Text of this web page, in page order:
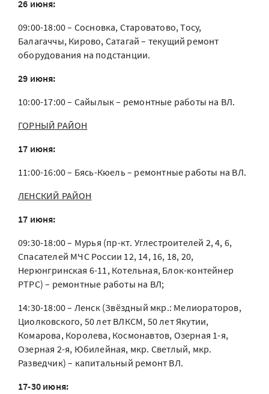
26 июня:
09:00-18:00 – Сосновка, Староватово, Тосу,
Балагаччы, Кирово, Сатагай – текущий ремонт
оборудования на подстанции.
29 июня:
10:00-17:00 – Сайылык – ремонтные работы на ВЛ.
ГОРНЫЙ РАЙОН
17 июня:
11:00-16:00 – Бясь-Кюель – ремонтные работы на ВЛ.
ЛЕНСКИЙ РАЙОН
17 июня:
09:30-18:00 – Мурья (пр-кт. Углестроителей 2, 4, 6,
Спасателей МЧС России 12, 14, 16, 18, 20,
Нерюнгринская 6-11, Котельная, Блок-контейнер
РТРС) – ремонтные работы на ВЛ;
14:30-18:00 – Ленск (Звёздный мкр.: Мелиораторов,
Циолковского, 50 лет ВЛКСМ, 50 лет Якутии,
Комарова, Королева, Космонавтов, Озерная 1-я,
Озерная 2-я, Юбилейная, мкр. Светлый, мкр.
Разведчик) – капитальный ремонт ВЛ.
17-30 июня: